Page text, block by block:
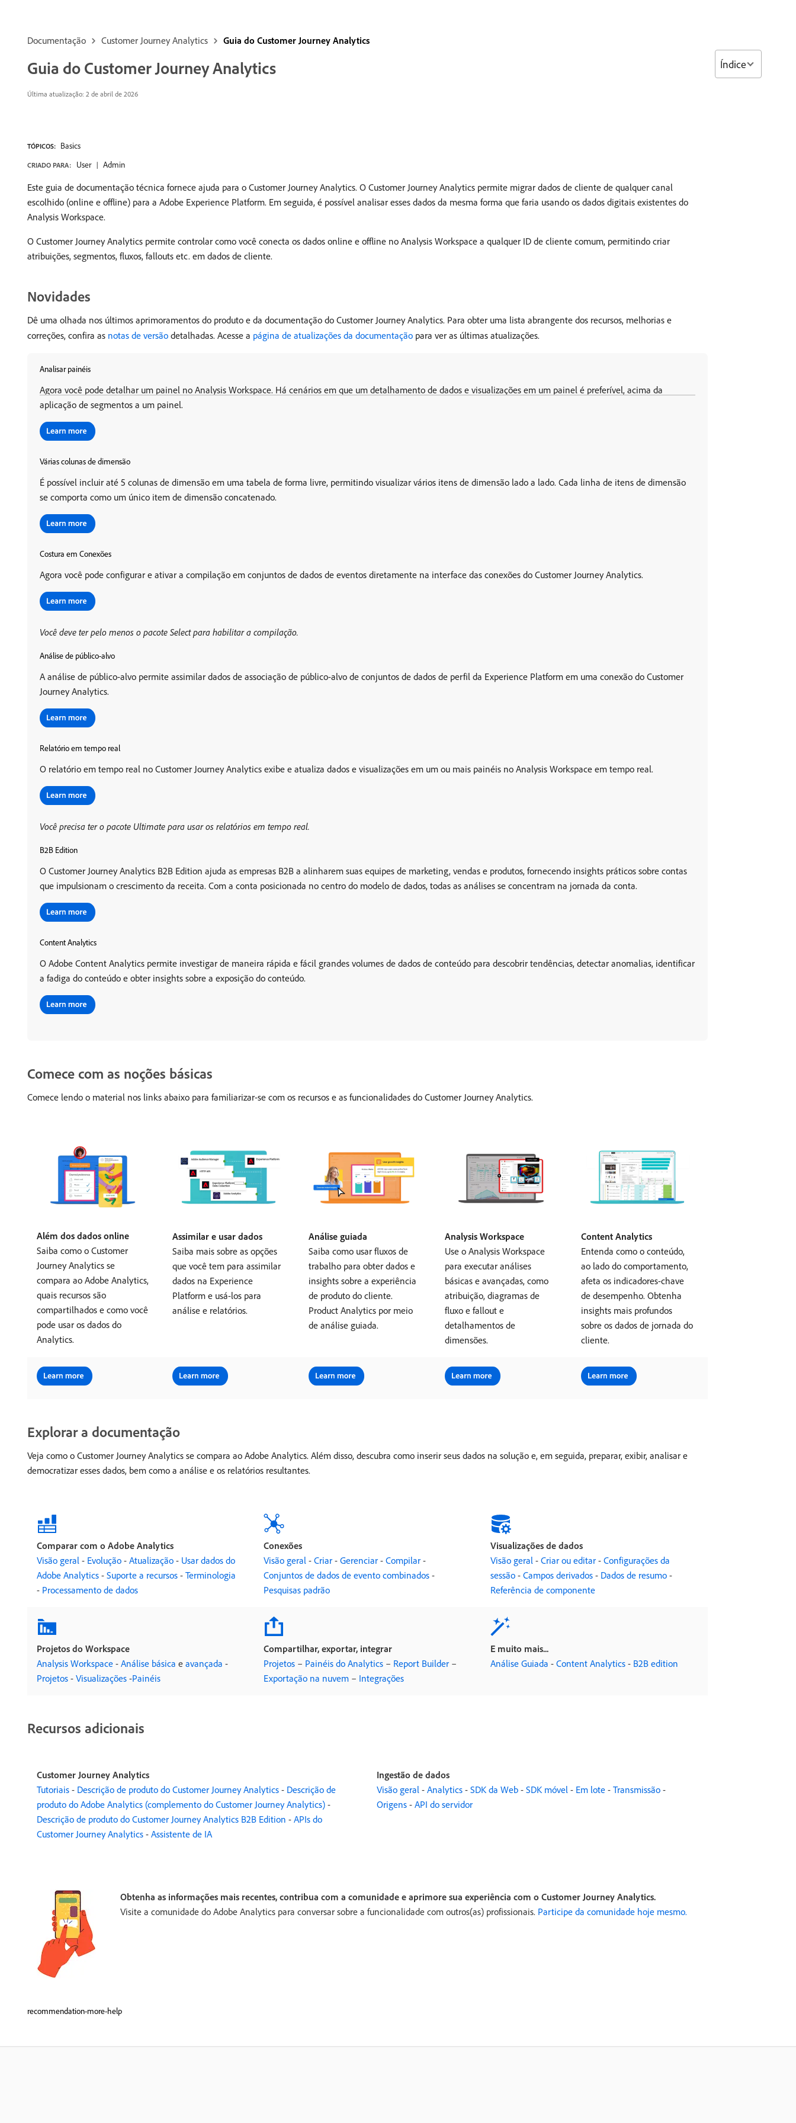
Documentação Customer Journey Analytics Guia do Customer Journey Analytics
Guia do Customer Journey Analytics
Última atualização: 2 de abril de 2026
TÓPICOS: Basics
CRIADO PARA: User Admin
Este guia de documentação técnica fornece ajuda para o Customer Journey Analytics. O Customer Journey Analytics permite migrar dados de cliente de qualquer canal
escolhido (online e offline) para a Adobe Experience Platform. Em seguida, é possível analisar esses dados da mesma forma que faria usando os dados digitais existentes do
Analysis Workspace.
O Customer Journey Analytics permite controlar como você conecta os dados online e offline no Analysis Workspace a qualquer ID de cliente comum, permitindo criar
atribuições, segmentos, fluxos, fallouts etc. em dados de cliente.
Novidades
Dê uma olhada nos últimos aprimoramentos do produto e da documentação do Customer Journey Analytics. Para obter uma lista abrangente dos recursos, melhorias e
correções, confira as notas de versão detalhadas. Acesse a página de atualizações da documentação para ver as últimas atualizações.
Analisar painéis
Agora você pode detalhar um painel no Analysis Workspace. Há cenários em que um detalhamento de dados e visualizações em um painel é preferível, acima da
aplicação de segmentos a um painel.
Várias colunas de dimensão
É possível incluir até 5 colunas de dimensão em uma tabela de forma livre, permitindo visualizar vários itens de dimensão lado a lado. Cada linha de itens de dimensão
se comporta como um único item de dimensão concatenado.
Costura em Conexões
Agora você pode configurar e ativar a compilação em conjuntos de dados de eventos diretamente na interface das conexões do Customer Journey Analytics.
Você deve ter pelo menos o pacote Select para habilitar a compilação.
Análise de público-alvo
A análise de público-alvo permite assimilar dados de associação de público-alvo de conjuntos de dados de perfil da Experience Platform em uma conexão do Customer
Journey Analytics.
Relatório em tempo real
O relatório em tempo real no Customer Journey Analytics exibe e atualiza dados e visualizações em um ou mais painéis no Analysis Workspace em tempo real.
Você precisa ter o pacote Ultimate para usar os relatórios em tempo real.
B2B Edition
O Customer Journey Analytics B2B Edition ajuda as empresas B2B a alinharem suas equipes de marketing, vendas e produtos, fornecendo insights práticos sobre contas
que impulsionam o crescimento da receita. Com a conta posicionada no centro do modelo de dados, todas as análises se concentram na jornada da conta.
Content Analytics
O Adobe Content Analytics permite investigar de maneira rápida e fácil grandes volumes de dados de conteúdo para descobrir tendências, detectar anomalias, identificar
a fadiga do conteúdo e obter insights sobre a exposição do conteúdo.
Comece com as noções básicas
Comece lendo o material nos links abaixo para familiarizar-se com os recursos e as funcionalidades do Customer Journey Analytics.
Além dos dados online
Saiba como o Customer
Journey Analytics se
compara ao Adobe Analytics,
quais recursos são
compartilhados e como você
pode usar os dados do
Analytics.
Assimilar e usar dados
Saiba mais sobre as opções
que você tem para assimilar
dados na Experience
Platform e usá-los para
análise e relatórios.
Análise guiada
Saiba como usar fluxos de
trabalho para obter dados e
insights sobre a experiência
de produto do cliente.
Product Analytics por meio
de análise guiada.
Analysis Workspace
Use o Analysis Workspace
para executar análises
básicas e avançadas, como
atribuição, diagramas de
fluxo e fallout e
detalhamentos de
dimensões.
Content Analytics
Entenda como o conteúdo,
ao lado do comportamento,
afeta os indicadores-chave
de desempenho. Obtenha
insights mais profundos
sobre os dados de jornada do
cliente.
Explorar a documentação
Veja como o Customer Journey Analytics se compara ao Adobe Analytics. Além disso, descubra como inserir seus dados na solução e, em seguida, preparar, exibir, analisar e
democratizar esses dados, bem como a análise e os relatórios resultantes.
Comparar com o Adobe Analytics
Visão geral - Evolução - Atualização - Usar dados do
Adobe Analytics - Suporte a recursos - Terminologia
- Processamento de dados
Conexões
Visão geral - Criar - Gerenciar - Compilar -
Conjuntos de dados de evento combinados -
Pesquisas padrão
Visualizações de dados
Visão geral - Criar ou editar - Configurações da
sessão - Campos derivados - Dados de resumo -
Referência de componente
Projetos do Workspace
Analysis Workspace - Análise básica e avançada -
Projetos - Visualizações -Painéis
Compartilhar, exportar, integrar
Projetos – Painéis do Analytics – Report Builder –
Exportação na nuvem – Integrações
E muito mais...
Análise Guiada - Content Analytics - B2B edition
Recursos adicionais
Customer Journey Analytics
Tutoriais - Descrição de produto do Customer Journey Analytics - Descrição de
produto do Adobe Analytics (complemento do Customer Journey Analytics) -
Descrição de produto do Customer Journey Analytics B2B Edition - APIs do
Customer Journey Analytics - Assistente de IA
Ingestão de dados
Visão geral - Analytics - SDK da Web - SDK móvel - Em lote - Transmissão -
Origens - API do servidor
Obtenha as informações mais recentes, contribua com a comunidade e aprimore sua experiência com o Customer Journey Analytics.
Visite a comunidade do Adobe Analytics para conversar sobre a funcionalidade com outros(as) profissionais. Participe da comunidade hoje mesmo.
recommendation-more-help
Índice